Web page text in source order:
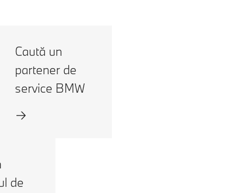
Caută un
partener de
service BMW
de